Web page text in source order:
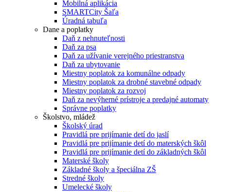
Mobilná aplikácia
SMARTCity Šaľa
Úradná tabuľa
Dane a poplatky
Daň z nehnuteľnosti
Daň za psa
Daň za užívanie verejného priestranstva
Daň za ubytovanie
Miestny poplatok za komunálne odpady
Miestny poplatok za drobné stavebné odpady
Miestny poplatok za rozvoj
Daň za nevýherné prístroje a predajné automaty
Správne poplatky
Školstvo, mládež
Školský úrad
Pravidlá pre prijímanie detí do jaslí
Pravidlá pre prijímanie detí do materských škôl
Pravidlá pre prijímanie detí do základných škôl
Materské školy
Základné školy a špeciálna ZŠ
Stredné školy
Umelecké školy